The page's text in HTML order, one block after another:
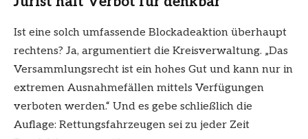
Ist eine solch umfassende Blockadeaktion überhaupt
rechtens? Ja, argumentiert die Kreisverwaltung. „Das
Versammlungsrecht ist ein hohes Gut und kann nur in
extremen Ausnahmefällen mittels Verfügungen
verboten werden.“ Und es gebe schließlich die
Auflage: Rettungsfahrzeugen sei zu jeder Zeit